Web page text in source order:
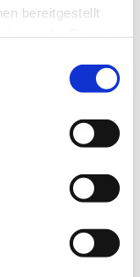
bereitgestellt